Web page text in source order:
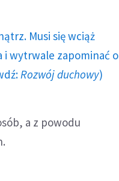
Musi się wciąż
i wytrwale zapominać o
Rozwój duchowy)
a z powodu